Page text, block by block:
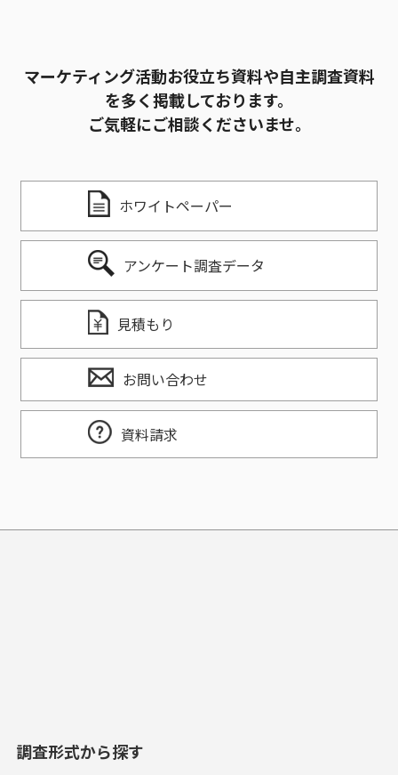
マーケティング活動お役立ち資料や自主調査資料
を多く掲載しております。
ご気軽にご相談くださいませ。
ホワイトペーパー
アンケート調査データ
見積もり
お問い合わせ
資料請求
調査形式から探す